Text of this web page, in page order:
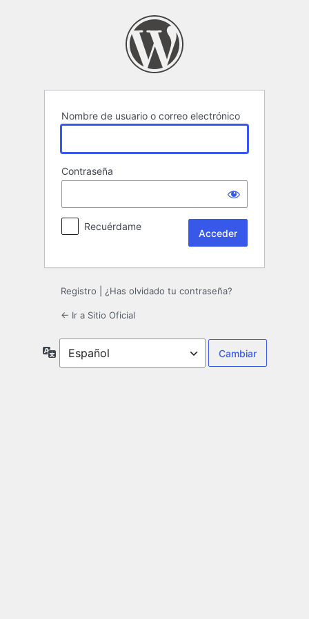
Nombre de usuario o correo electrónico
Contraseña
Recuérdame
Registro ¿Has olvidado tu contraseña?
← Ir a Sitio Oficial
Idioma